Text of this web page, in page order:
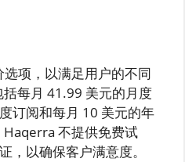
项，以满足用户的不同
每月 41.99 美元的月度
订阅和每月 10 美元的年
不提供免费试
，以确保客户满意度。